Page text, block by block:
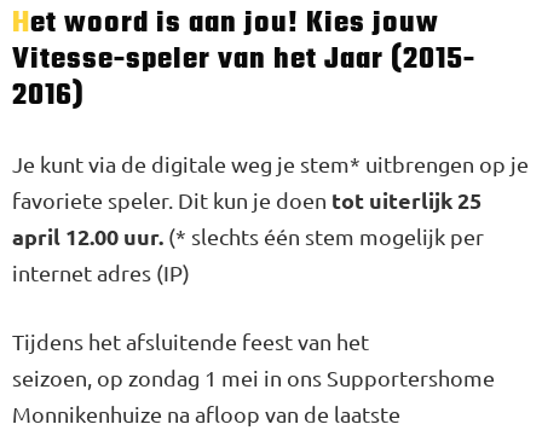
Het woord is aan jou! Kies jouw
Vitesse-speler van het Jaar (2015-
2016)
Je kunt via de digitale weg je stem* uitbrengen op je
favoriete speler. Dit kun je doen tot uiterlijk 25
april 12.00 uur. (* slechts één stem mogelijk per
internet adres (IP)
Tijdens het afsluitende feest van het
seizoen, op zondag 1 mei in ons Supportershome
Monnikenhuize na afloop van de laatste